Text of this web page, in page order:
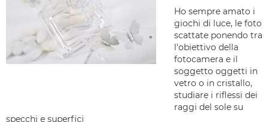
Ho sempre amato i
giochi di luce, le foto
scattate ponendo tra
l'obiettivo della
fotocamera e il
soggetto oggetti in
vetro o in cristallo,
studiare i riflessi dei
raggi del sole su
specchi e superfici